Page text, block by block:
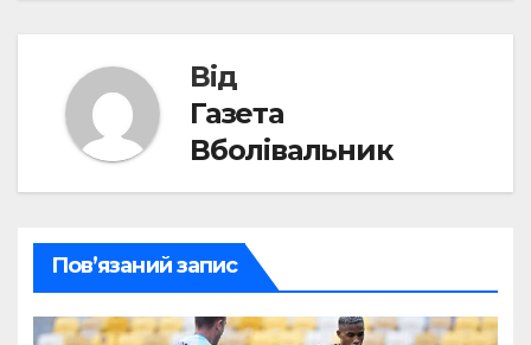
Від
Газета
Вболівальник
Пов’язаний запис